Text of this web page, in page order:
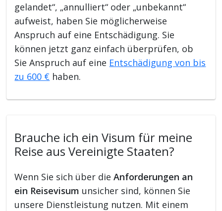
gelandet“, „annulliert“ oder „unbekannt“
aufweist, haben Sie möglicherweise
Anspruch auf eine Entschädigung. Sie
können jetzt ganz einfach überprüfen, ob
Sie Anspruch auf eine Entschädigung von bis
zu 600 € haben.
Brauche ich ein Visum für meine
Reise aus Vereinigte Staaten?
Wenn Sie sich über dieAnforderungen an
ein Reisevisum unsicher sind, können Sie
unsere Dienstleistung nutzen. Mit einem